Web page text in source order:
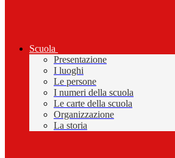
Scuola
Presentazione
I luoghi
Le persone
I numeri della scuola
Le carte della scuola
Organizzazione
La storia